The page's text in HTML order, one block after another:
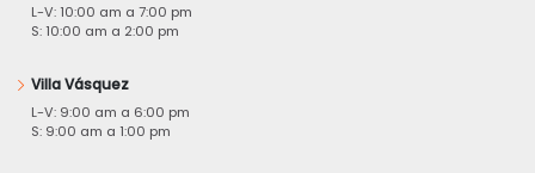
L-V: 10:00 am a 7:00 pm
S: 10:00 am a 2:00 pm
Villa Vásquez
L-V: 9:00 am a 6:00 pm
S: 9:00 am a 1:00 pm